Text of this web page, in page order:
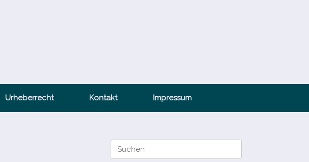
Urheberrecht Kontakt Impressum
Suche
nach: